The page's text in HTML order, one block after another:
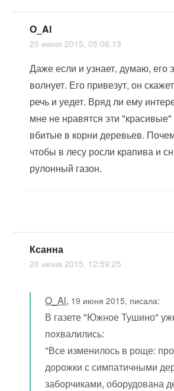
O_Al
20 июня 2015, 05:06:13
Даже если и узнает, думаю, его
волнует. Его привезут, он
речь и уедет. Вряд ли ему
мне не нравятся эти "красивые"
вбитые в корни деревьев.
чтобы в лесу росли крапива и
рулонный газон.
Ксанна
20 июня 2015, 12:59:25
O_Al, 19 июня 2015, писала:
В газете "Южное Тушино"
похвалились:
"Все изменилось в роще:
дорожки с симпатичными
заборчиками, оборудована